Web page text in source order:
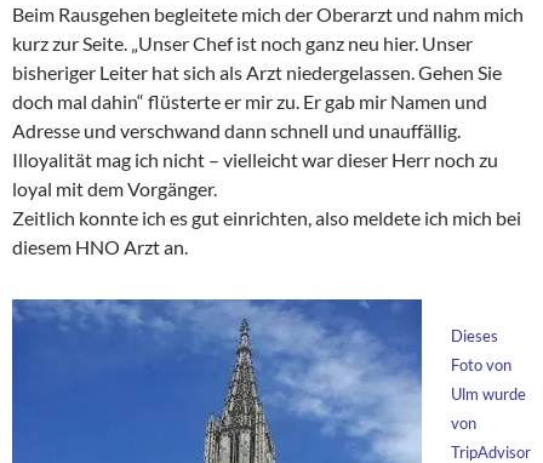
Beim Rausgehen begleitete mich der Oberarzt und nahm mich
kurz zur Seite. „Unser Chef ist noch ganz neu hier. Unser
bisheriger Leiter hat sich als Arzt niedergelassen. Gehen Sie
doch mal dahin“ flüsterte er mir zu. Er gab mir Namen und
Adresse und verschwand dann schnell und unauffällig.
Illoyalität mag ich nicht – vielleicht war dieser Herr noch zu
loyal mit dem Vorgänger.
Zeitlich konnte ich es gut einrichten, also meldete ich mich bei
diesem HNO Arzt an.
Dieses
Foto von
Ulm wurde
von
TripAdvisor